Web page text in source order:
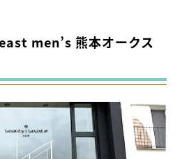
men’s 熊本オークス